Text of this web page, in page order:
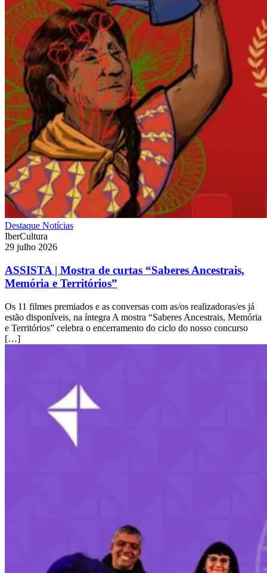
Destaque Notícias
IberCultura
29 julho 2026
ASSISTA | Mostra de curtas “Saberes Ancestrais,
Memória e Territórios”
Os 11 filmes premiados e as conversas com as/os realizadoras/es já
estão disponíveis, na íntegra A mostra “Saberes Ancestrais, Memória
e Territórios” celebra o encerramento do ciclo do nosso concurso
[…]